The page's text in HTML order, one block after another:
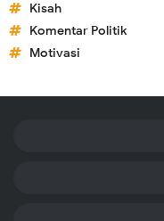
Kisah
Komentar Politik
Motivasi